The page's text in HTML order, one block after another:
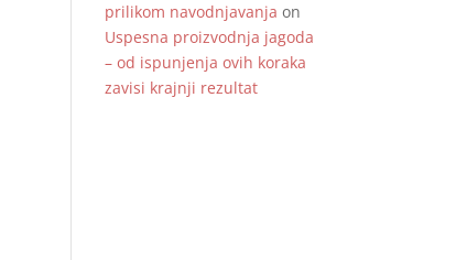
prilikom navodnjavanja on
Uspesna proizvodnja jagoda
– od ispunjenja ovih koraka
zavisi krajnji rezultat